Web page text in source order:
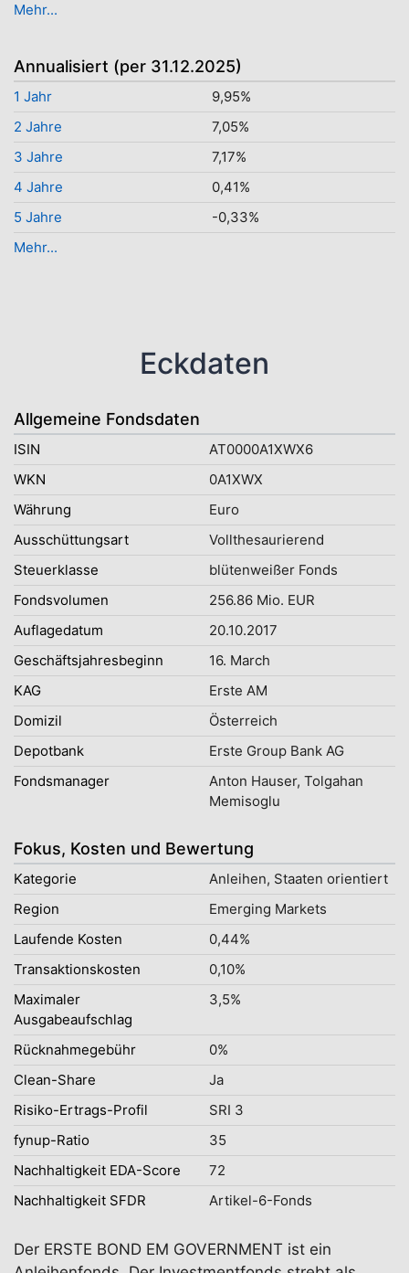
Mehr...
Annualisiert (per 31.12.2025)
1 Jahr
9,95%
2 Jahre
7,05%
3 Jahre
7,17%
4 Jahre
0,41%
5 Jahre
-0,33%
Mehr...
Eckdaten
Allgemeine Fondsdaten
ISIN
AT0000A1XWX6
WKN
0A1XWX
Währung
Euro
Ausschüttungsart
Vollthesaurierend
Steuerklasse
blütenweißer Fonds
Fondsvolumen
256.86 Mio. EUR
Auflagedatum
20.10.2017
Geschäftsjahresbeginn
16. March
KAG
Erste AM
Domizil
Österreich
Depotbank
Erste Group Bank AG
Fondsmanager
Anton Hauser, Tolgahan
Memisoglu
Fokus, Kosten und Bewertung
Kategorie
Anleihen, Staaten orientiert
Region
Emerging Markets
Laufende Kosten
0,44%
Transaktionskosten
0,10%
Maximaler
Ausgabeaufschlag
3,5%
Rücknahmegebühr
0%
Clean-Share
Ja
Risiko-Ertrags-Profil
SRI 3
fynup-Ratio
35
Nachhaltigkeit EDA-Score
72
Nachhaltigkeit SFDR
Artikel-6-Fonds
Der ERSTE BOND EM GOVERNMENT ist ein